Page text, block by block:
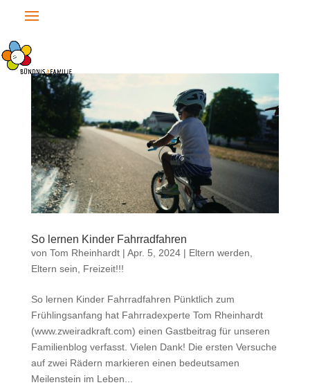
So lernen Kinder Fahrradfahren
von Tom Rheinhardt| Apr. 5, 2024| Eltern werden,
Eltern sein
Freizeit!!!
So lernen Kinder Fahrradfahren Pünktlich zum
Frühlingsanfang hat Fahrradexperte Tom Rheinhardt
(www.zweiradkraft.com) einen Gastbeitrag für unseren
Familienblog verfasst. Vielen Dank! Die ersten Versuche
auf zwei Rädern markieren einen bedeutsamen
Meilenstein im Leben...